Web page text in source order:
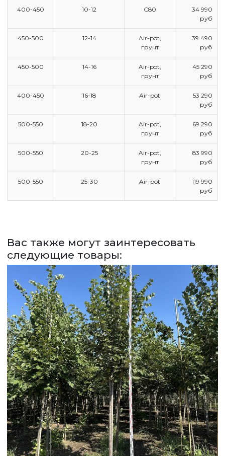
ПРАЙС
СДЕЛАТЬ ЗАКАЗ
400-450 10-12 С80
34 990
руб
450-500 12-14
Air-pot,
грунт
39 490
руб
450-500 14-16
Air-pot,
грунт
45 290
руб
400-450 16-18 Air-pot
53 290
руб
500-550 18-20
Air-pot,
грунт
69 290
руб
500-550 20-25
Air-pot,
грунт
83 990
руб
500-550 25-30 Air-pot
119 990
руб
Вас также могут заинтересовать
следующие товары: